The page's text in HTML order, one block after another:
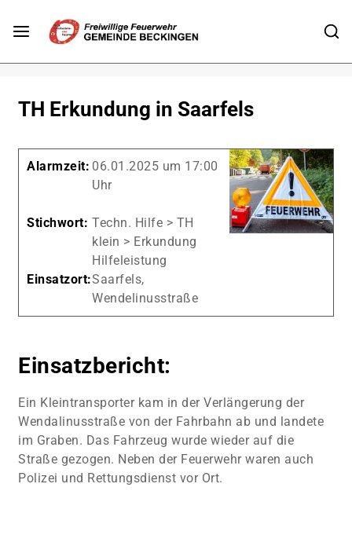
TH Erkundung in Saarfels
Alarmzeit: 06.01.2025 um 17:00
Uhr
Stichwort: Techn. Hilfe > TH
klein > Erkundung
Hilfeleistung
Einsatzort:Saarfels,
Wendelinusstraße
Einsatzbericht:
Ein Kleintransporter kam in der Verlängerung der
Wendalinusstraße von der Fahrbahn ab und landete
im Graben. Das Fahrzeug wurde wieder auf die
Straße gezogen. Neben der Feuerwehr waren auch
Polizei und Rettungsdienst vor Ort.